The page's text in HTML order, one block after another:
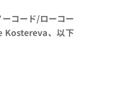
コード/ローコー
Kostereva、以下